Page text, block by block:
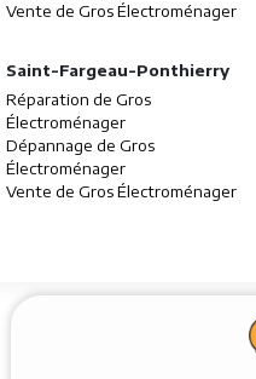
Vente de Gros Électroménager
Saint-Fargeau-Ponthierry
Réparation de Gros
Électroménager
Dépannage de Gros
Électroménager
Vente de Gros Électroménager